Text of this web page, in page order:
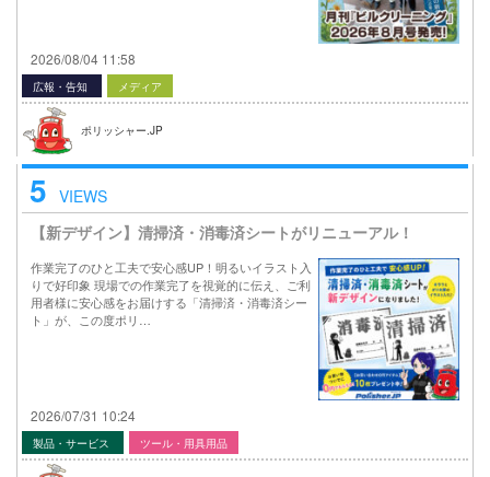
2026/08/04 11:58
広報・告知 メディア
ポリッシャー.JP
5 VIEWS
【新デザイン】清掃済・消毒済シートがリニューアル！
作業完了のひと工夫で安心感UP！明るいイラスト入
りで好印象 現場での作業完了を視覚的に伝え、ご利
用者様に安心感をお届けする「清掃済・消毒済シー
ト」が、この度ポリ…
2026/07/31 10:24
製品・サービス ツール・用具用品